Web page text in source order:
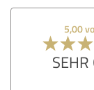
5,00
SEHR